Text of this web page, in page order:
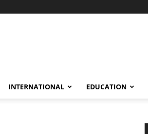
INTERNATIONAL EDUCATION